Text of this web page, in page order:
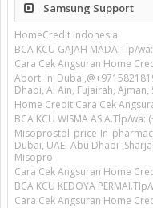
Samsung Support
HomeCredit Indonesia
BCA KCU GAJAH MADA.Tlp/
Cara Cek Angsuran Home
Abort In
Dhabi, Al Ain, Fujairah, Ajman,
Home Credit Cara Cek
BCA KCU WISMA ASIA.Tlp/wa:
Misoprostol price In
Dubai, UAE, Abu Dhabi
Misopro
Cara Cek Angsuran Home
BCA KCU KEDOYA
Cara Cek Angsuran Home